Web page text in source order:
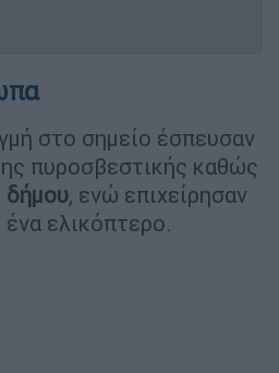
στο σημείο έσπευσαν
πυροσβεστικής καθώς
δήμου, ενώ επιχείρησαν
ελικόπτερο.